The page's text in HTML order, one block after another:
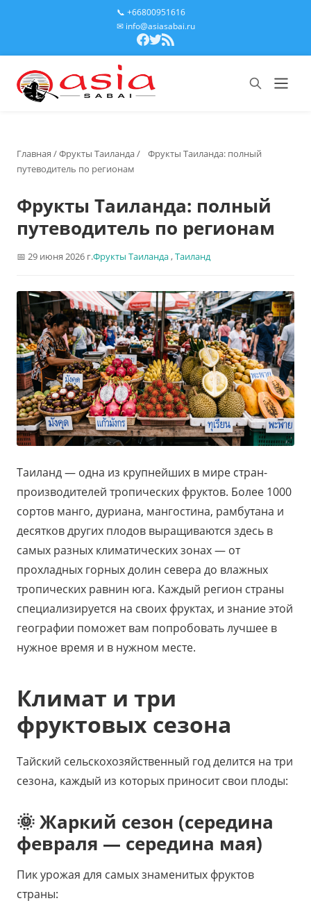
📞 +66800951616
✉ info@asiasabai.ru
Главная /Фрукты Таиланда/
Фрукты Таиланда: полный
путеводитель по регионам
Фрукты Таиланда: полный
путеводитель по регионам
29 июня 2026 г.Фрукты Таиланда,Таиланд
Таиланд — одна из крупнейших в мире стран-
производителей тропических фруктов. Более 1000
сортов манго, дуриана, мангостина, рамбутана и
десятков других плодов выращиваются здесь в
самых разных климатических зонах — от
прохладных горных долин севера до влажных
тропических равнин юга. Каждый регион страны
специализируется на своих фруктах, и знание этой
географии поможет вам попробовать лучшее в
нужное время и в нужном месте.
Климат и три
фруктовых сезона
Тайский сельскохозяйственный год делится на три
сезона, каждый из которых приносит свои плоды:
🌞 Жаркий сезон (середина
февраля — середина мая)
Пик урожая для самых знаменитых фруктов
страны: